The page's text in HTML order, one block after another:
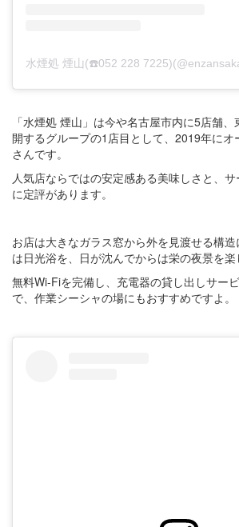
「水煙処 煙山」は今や名古屋市内に5店舗
開するグループの1店目として、2019年にオ
さんです。
人気店ならではの安定感ある美味しさと、
に定評があります。
お店は大きなガラス窓から外を見渡せる構
は日光浴を、日が沈んでからは栄の夜景を楽
無料Wi-Fiを完備し、充電器の貸し出しサー
で、作業シーシャの場にもおすすめですよ。